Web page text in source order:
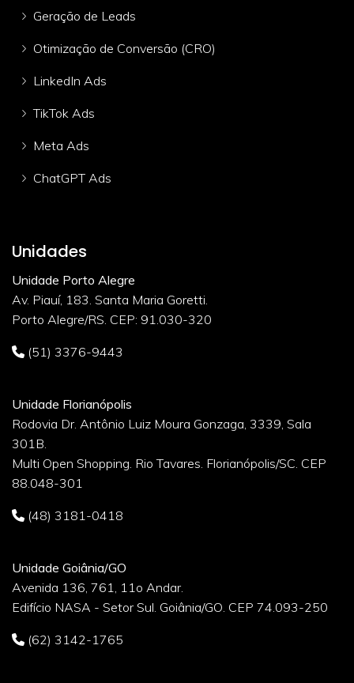
Geração de Leads
Otimização de Conversão (CRO)
LinkedIn Ads
TikTok Ads
Meta Ads
ChatGPT Ads
Unidades
Unidade Porto Alegre
Av. Piauí, 183. Santa Maria Goretti.
Porto Alegre/RS. CEP: 91.030-320
(51) 3376-9443
Unidade Florianópolis
Rodovia Dr. Antônio Luiz Moura Gonzaga, 3339, Sala
301B.
Multi Open Shopping. Rio Tavares. Florianópolis/SC. CEP
88.048-301
(48) 3181-0418
Unidade Goiânia/GO
Avenida 136, 761, 11o Andar.
Edifício NASA - Setor Sul. Goiânia/GO. CEP 74.093-250
(62) 3142-1765